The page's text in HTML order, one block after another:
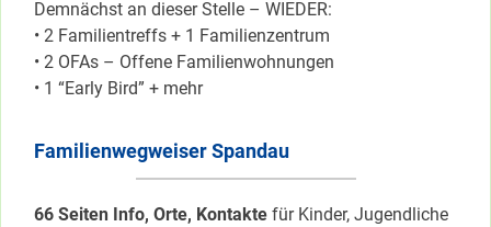
Demnächst an dieser Stelle – WIEDER:
• 2 Familientreffs + 1 Familienzentrum
• 2 OFAs – Offene Familienwohnungen
• 1 “Early Bird” + mehr
Familienwegweiser Spandau
66 Seiten Info, Orte, Kontakte für Kinder, Jugendliche